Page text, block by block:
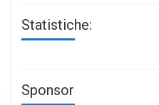
Statistiche:
Sponsor